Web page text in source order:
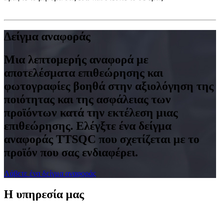
Δείγμα αναφοράς
Μια λεπτομερής αναφορά με
αποτελέσματα επιθεώρησης και
φωτογραφίες βοηθά στην αξιολόγηση της
ποιότητας και της ασφάλειας των
προϊόντων κατά την εκτέλεση μιας
επιθεώρησης. Ελέγξτε ένα δείγμα
αναφοράς TTSQC που σχετίζεται με το
προϊόν που σας ενδιαφέρει.
Λάβετε ένα δείγμα αναφοράς
Η υπηρεσία μας